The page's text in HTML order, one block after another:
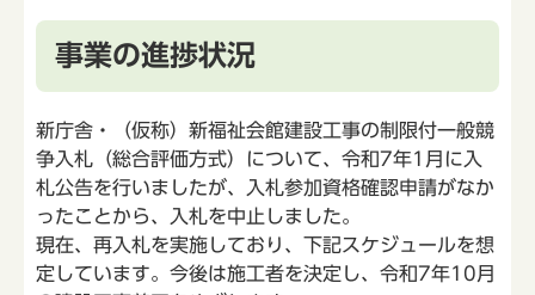
事業の進捗状況
新庁舎・（仮称）新福祉会館建設工事の制限付一般競
争入札（総合評価方式）について、令和7年1月に入
札公告を行いましたが、入札参加資格確認申請がなか
ったことから、入札を中止しました。
現在、再入札を実施しており、下記スケジュールを想
定しています。今後は施工者を決定し、令和7年10月